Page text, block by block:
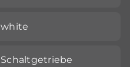
white
Schaltgetriebe